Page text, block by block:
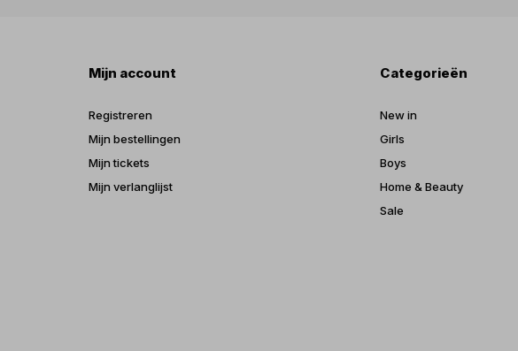
Mijn account
Registreren
Mijn bestellingen
Mijn tickets
Mijn verlanglijst
Categorieën
New in
Girls
Boys
Home & Beauty
Sale